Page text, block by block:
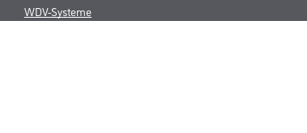
WDV-Systeme